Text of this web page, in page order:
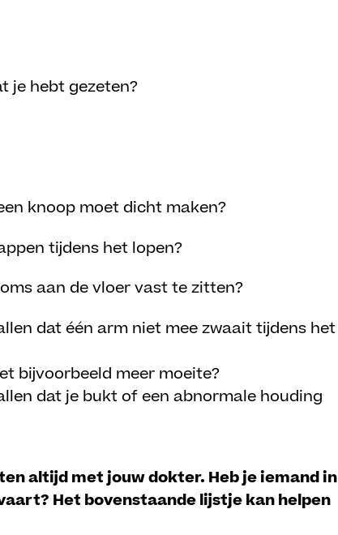
je hebt gezeten?
knoop moet dicht maken?
tijdens het lopen?
aan de vloer vast te zitten?
dat één arm niet mee zwaait tijdens het
bijvoorbeeld meer moeite?
dat je bukt of een abnormale houding
altijd met jouw dokter. Heb je iemand in
Het bovenstaande lijstje kan helpen